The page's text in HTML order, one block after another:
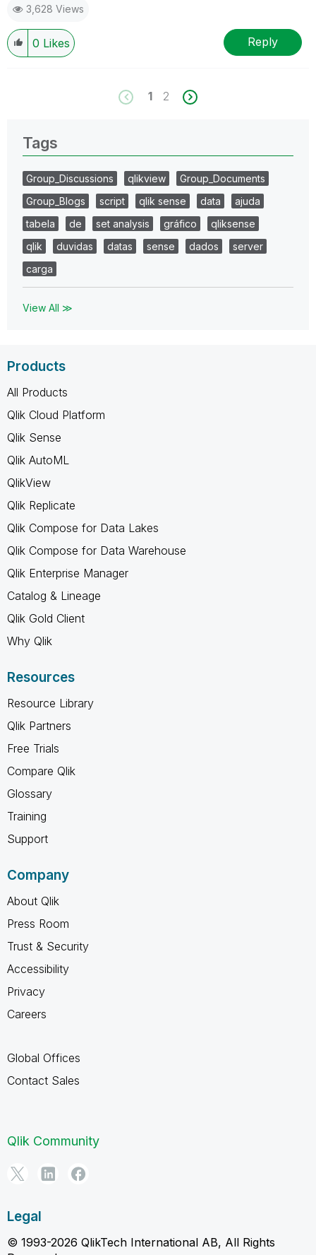
3,628 Views
0 Likes Reply
1 2
Tags
Group_Discussions qlikview
Group_Documents
Group_Blogs
script qlik sense data
ajuda
tabela
de set analysis gráfico
qliksense
qlik
duvidas datas sense dados
server
carga
View All ≫
Products
All Products
Qlik Cloud Platform
Qlik Sense
Qlik AutoML
QlikView
Qlik Replicate
Qlik Compose for Data Lakes
Qlik Compose for Data Warehouse
Qlik Enterprise Manager
Catalog & Lineage
Qlik Gold Client
Why Qlik
Resources
Resource Library
Qlik Partners
Free Trials
Compare Qlik
Glossary
Training
Support
Company
About Qlik
Press Room
Trust & Security
Accessibility
Privacy
Careers
Global Offices
Contact Sales
Qlik Community
Legal
© 1993-2026 QlikTech International AB, All Rights